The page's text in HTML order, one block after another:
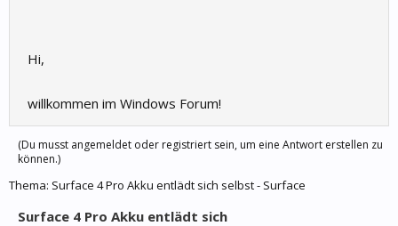
Hi,
willkommen im Windows Forum!
(Du musst angemeldet oder registriert sein, um eine Antwort erstellen zu
können.)
Thema: Surface 4 Pro Akku entlädt sich selbst - Surface
Surface 4 Pro Akku entlädt sich